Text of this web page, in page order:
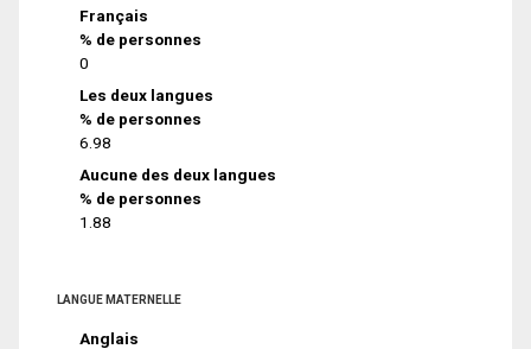
Français
% de personnes
0
Les deux langues
% de personnes
6.98
Aucune des deux langues
% de personnes
1.88
LANGUE MATERNELLE
Anglais